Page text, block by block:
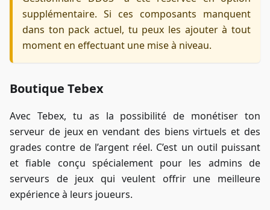
supplémentaire. Si ces composants manquent
dans ton pack actuel, tu peux les ajouter à tout
moment en effectuant une mise à niveau.
Boutique Tebex
Avec Tebex, tu as la possibilité de monétiser ton
serveur de jeux en vendant des biens virtuels et des
grades contre de l’argent réel. C’est un outil puissant
et fiable conçu spécialement pour les admins de
serveurs de jeux qui veulent offrir une meilleure
expérience à leurs joueurs.